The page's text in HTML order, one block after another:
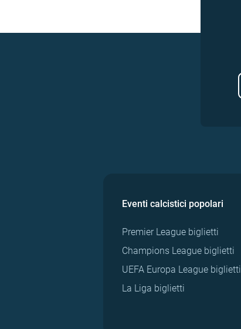
Eventi calcistici popolari
Premier League biglietti
Champions League biglietti
UEFA Europa League biglietti
La Liga biglietti